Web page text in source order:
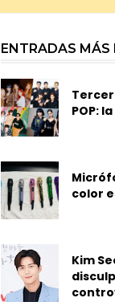
ENTRADAS MÁS
POP:
color
Kim